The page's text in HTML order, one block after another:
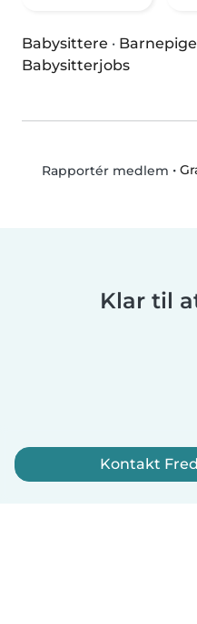
Babysittere ·
Babysitterjobs
Rapportér medlem •
Klar til
Kontakt